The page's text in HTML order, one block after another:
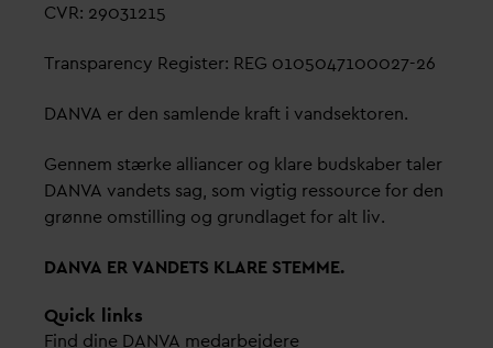
CVR: 29031215
Transparency Register: REG 0105047100027-26
DANVA er den samlende kraft i vandsektoren.
Gennem stærke alliancer og klare budskaber taler
DANVA vandets sag, som vigtig ressource for den
grønne omstilling og grundlaget for alt liv.
DANVA ERVANDETS KLARE STEMME.
Quick links
Find dine DANVA medarbejdere